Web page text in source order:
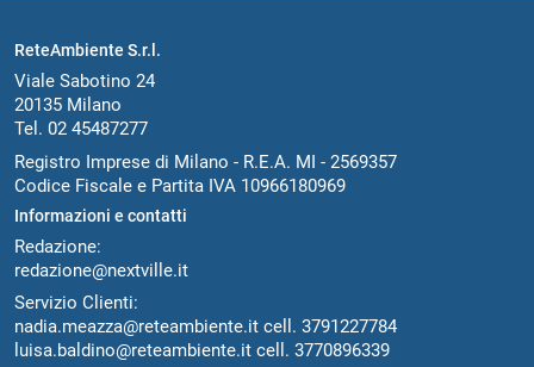
ReteAmbiente S.r.l.
Viale Sabotino 24
20135 Milano
Tel. 02 45487277
Registro Imprese di Milano - R.E.A. MI - 2569357
Codice Fiscale e Partita IVA 10966180969
Informazioni e contatti
Redazione:
redazione@nextville.it
Servizio Clienti:
nadia.meazza@reteambiente.it cell. 3791227784
luisa.baldino@reteambiente.it cell. 3770896339